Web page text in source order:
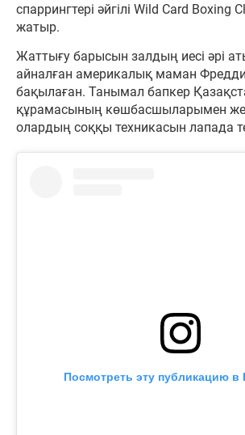
спаррингтері әйгілі Wild Card Boxing
жатыр.
Жаттығу барысын залдың иесі әрі
айналған америкалық маман
бақылаған. Танымал бапкер
құрамасының көшбасшыларымен
олардың соққы техникасын лапада
Посмотреть эту публикацию в